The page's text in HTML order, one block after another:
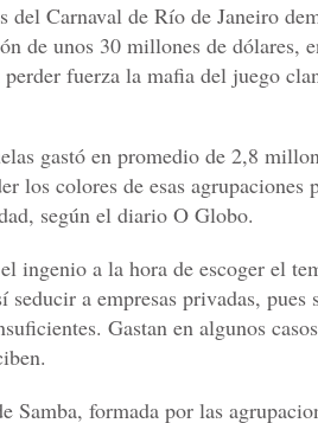
del Carnaval de Río de Janeiro
de unos 30 millones de dólares,
perder fuerza la mafia del juego
gastó en promedio de 2,8
los colores de esas agrupaciones
según el diario O Globo.
ingenio a la hora de escoger el
seducir a empresas privadas, pues
Gastan en algunos
Samba, formada por las